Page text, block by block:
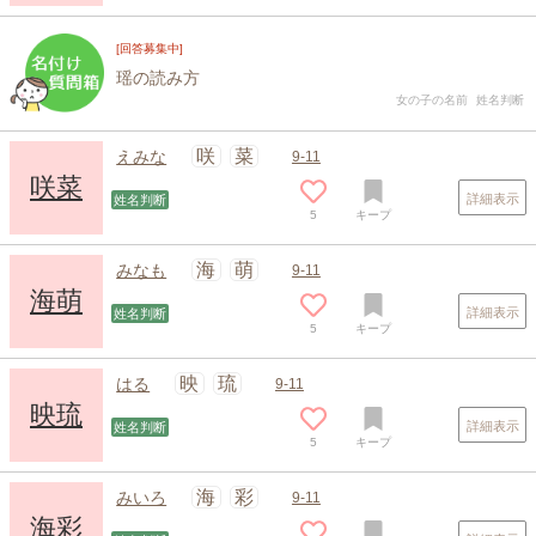
[回答募集中]
瑶の読み方
女の子の名前 姓名判断
咲菜
えみな 咲 菜 9-11
姓名判断
5 キープ
詳細表示
海萌
みなも 海 萌 9-11
姓名判断
5 キープ
詳細表示
映琉
はる 映 琉 9-11
姓名判断
5 キープ
詳細表示
海彩
みいろ 海 彩 9-11